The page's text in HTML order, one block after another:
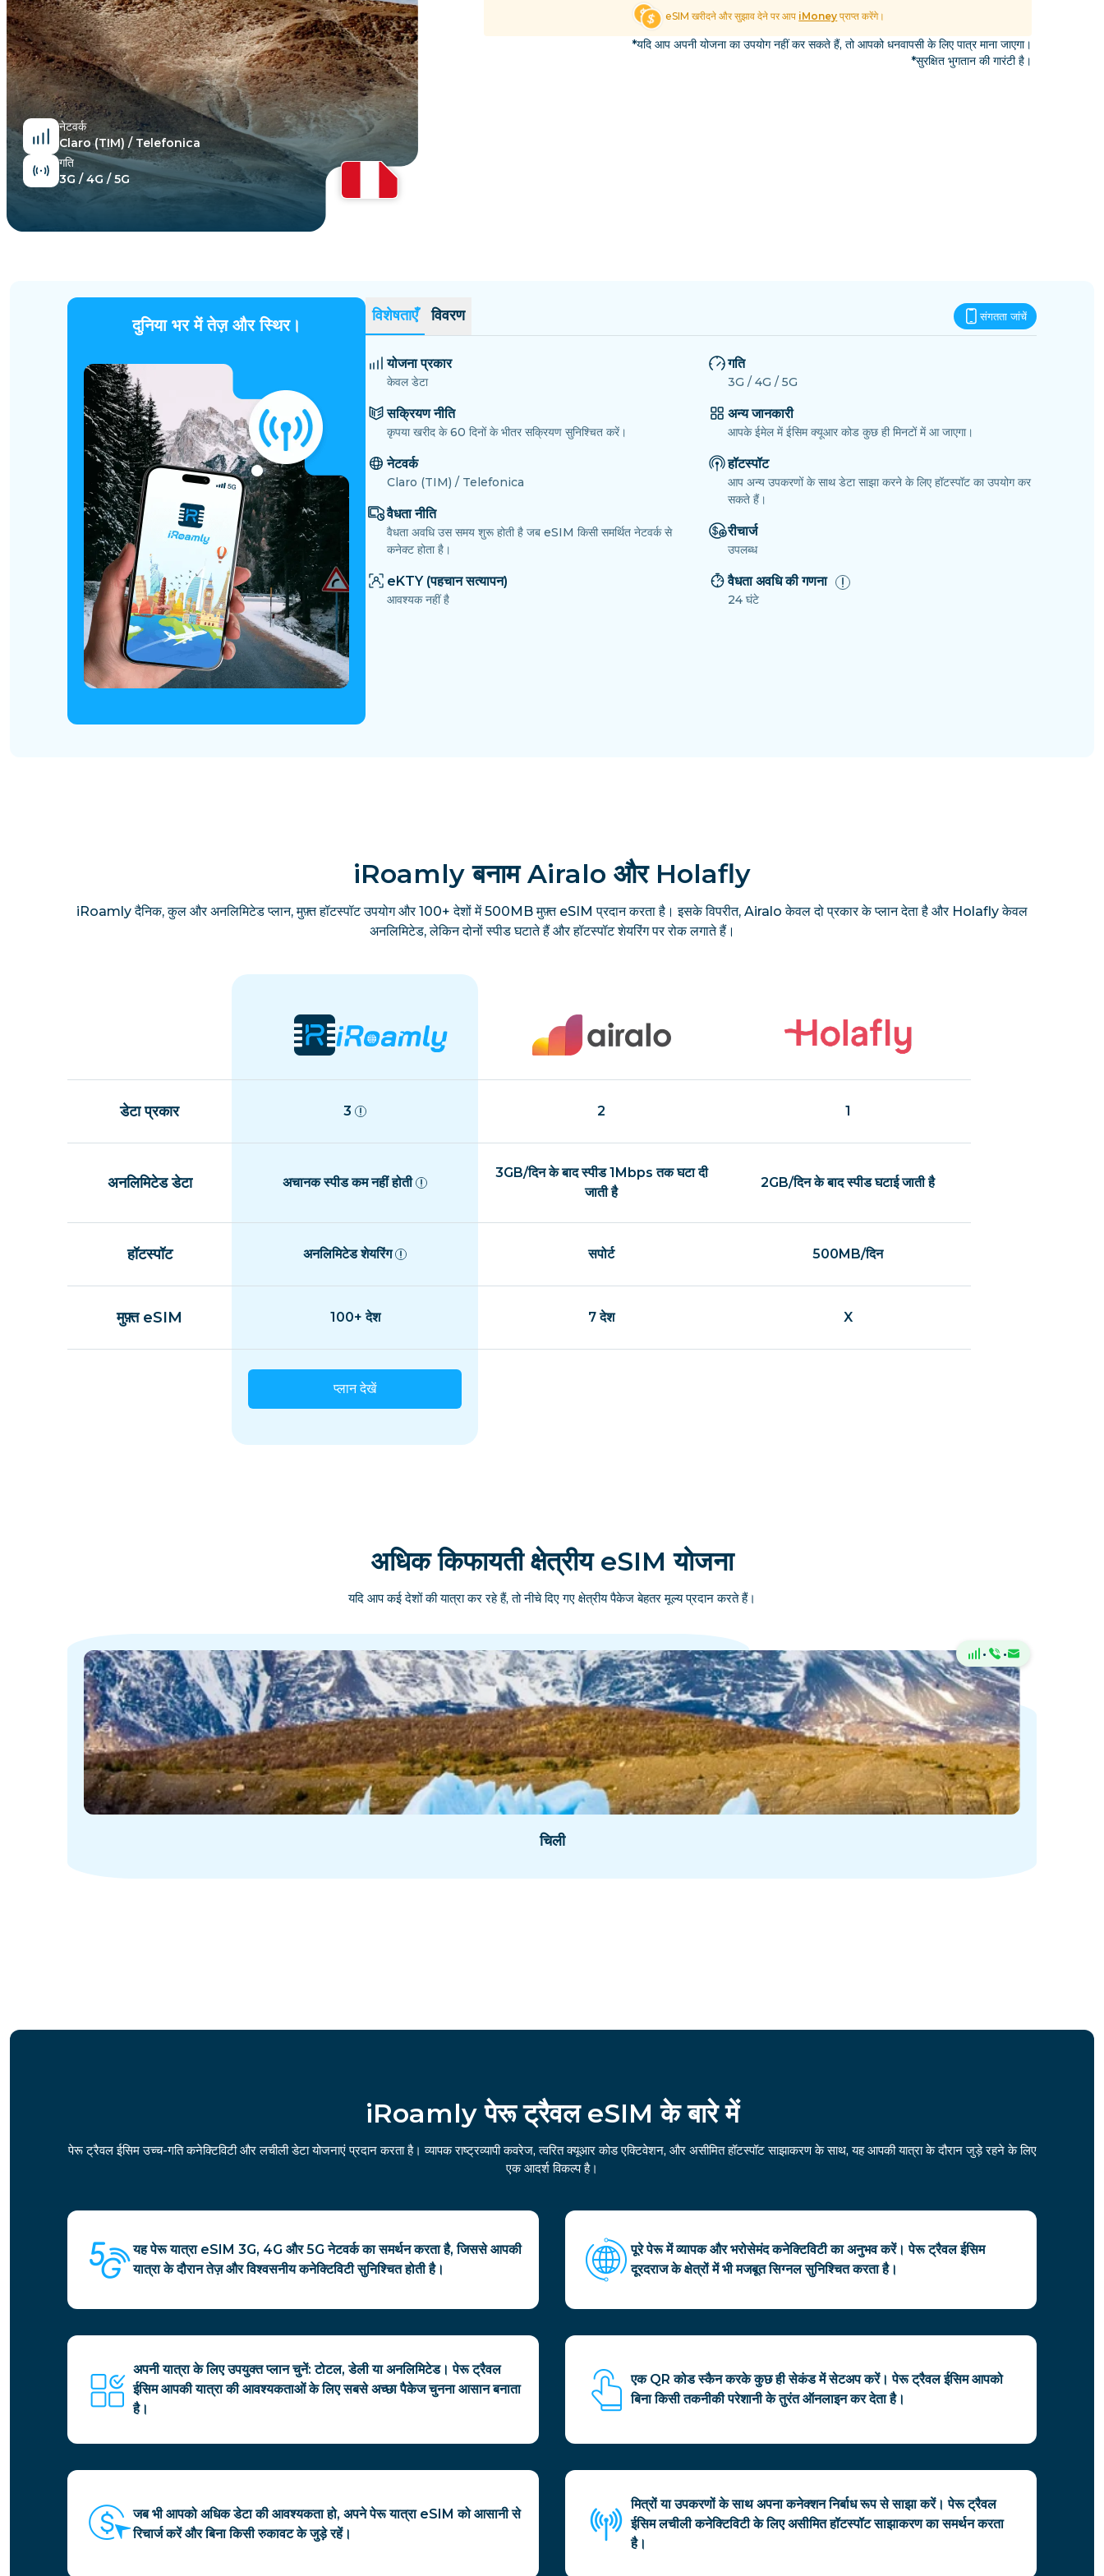
सभी गंतव्यों का अन्वेषण करें
नेटवर्क
Claro (TIM) / Telefonica
गति
3G / 4G / 5G
eSIM खरीदने और सुझाव देने पर आप iMoney प्राप्त करेंगे।
*यदि आप अपनी योजना का उपयोग नहीं कर सकते हैं, तो आपको धनवापसी के लिए पात्र माना जाएगा।
*सुरक्षित भुगतान की गारंटी है।
दुनिया भर में तेज़ और स्थिर। विशेषताएँ विवरण संगतता जांचें
योजना प्रकार
केवल डेटा
सक्रियण नीति
कृपया खरीद के 60 दिनों के भीतर सक्रियण सुनिश्चित करें।
नेटवर्क
Claro (TIM) / Telefonica
वैधता नीति
वैधता अवधि उस समय शुरू होती है जब eSIM किसी समर्थित नेटवर्क से
कनेक्ट होता है।
eKTY (पहचान सत्यापन)
आवश्यक नहीं है
गति
3G / 4G / 5G
अन्य जानकारी
आपके ईमेल में ईसिम क्यूआर कोड कुछ ही मिनटों में आ जाएगा।
हॉटस्पॉट
आप अन्य उपकरणों के साथ डेटा साझा करने के लिए हॉटस्पॉट का उपयोग कर
सकते हैं।
रीचार्ज
उपलब्ध
वैधता अवधि की गणना
24 घंटे
iRoamly बनाम Airalo और Holafly
iRoamly दैनिक, कुल और अनलिमिटेड प्लान, मुफ़्त हॉटस्पॉट उपयोग और 100+ देशों में 500MB मुफ़्त eSIM प्रदान करता है। इसके विपरीत, Airalo केवल दो प्रकार के प्लान देता है और Holafly केवल
अनलिमिटेड, लेकिन दोनों स्पीड घटाते हैं और हॉटस्पॉट शेयरिंग पर रोक लगाते हैं।
डेटा प्रकार 3 2 1
अनलिमिटेड डेटा अचानक स्पीड कम नहीं होती
3GB/दिन के बाद स्पीड 1Mbps तक घटा दी
जाती है
2GB/दिन के बाद स्पीड घटाई जाती है
हॉटस्पॉट अनलिमिटेड शेयरिंग सपोर्ट 500MB/दिन
मुफ़्त eSIM 100+ देश 7 देश X
प्लान देखें
अधिक किफायती क्षेत्रीय eSIM योजना
यदि आप कई देशों की यात्रा कर रहे हैं, तो नीचे दिए गए क्षेत्रीय पैकेज बेहतर मूल्य प्रदान करते हैं।
· ·
चिली
iRoamly पेरू ट्रैवल eSIM के बारे में
पेरू ट्रैवल ईसिम उच्च-गति कनेक्टिविटी और लचीली डेटा योजनाएं प्रदान करता है। व्यापक राष्ट्रव्यापी कवरेज, त्वरित क्यूआर कोड एक्टिवेशन, और असीमित हॉटस्पॉट साझाकरण के साथ, यह आपकी यात्रा के दौरान जुड़े रहने के लिए
एक आदर्श विकल्प है।
यह पेरू यात्रा eSIM 3G, 4G और 5G नेटवर्क का समर्थन करता है, जिससे आपकी
यात्रा के दौरान तेज़ और विश्वसनीय कनेक्टिविटी सुनिश्चित होती है।
पूरे पेरू में व्यापक और भरोसेमंद कनेक्टिविटी का अनुभव करें। पेरू ट्रैवल ईसिम
दूरदराज के क्षेत्रों में भी मजबूत सिग्नल सुनिश्चित करता है।
अपनी यात्रा के लिए उपयुक्त प्लान चुनें: टोटल, डेली या अनलिमिटेड। पेरू ट्रैवल
ईसिम आपकी यात्रा की आवश्यकताओं के लिए सबसे अच्छा पैकेज चुनना आसान बनाता
है।
एक QR कोड स्कैन करके कुछ ही सेकंड में सेटअप करें। पेरू ट्रैवल ईसिम आपको
बिना किसी तकनीकी परेशानी के तुरंत ऑनलाइन कर देता है।
जब भी आपको अधिक डेटा की आवश्यकता हो, अपने पेरू यात्रा eSIM को आसानी से
रिचार्ज करें और बिना किसी रुकावट के जुड़े रहें।
मित्रों या उपकरणों के साथ अपना कनेक्शन निर्बाध रूप से साझा करें। पेरू ट्रैवल
ईसिम लचीली कनेक्टिविटी के लिए असीमित हॉटस्पॉट साझाकरण का समर्थन करता
है।